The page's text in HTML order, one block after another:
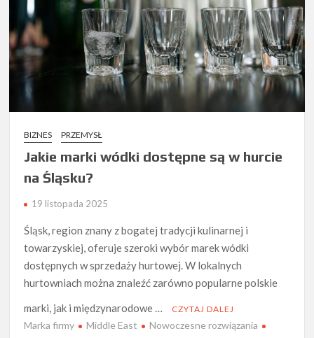
BIZNES PRZEMYSŁ
Jakie marki wódki dostępne są w hurcie
na Śląsku?
19 listopada 2025
Śląsk, region znany z bogatej tradycji kulinarnej i
towarzyskiej, oferuje szeroki wybór marek wódki
dostępnych w sprzedaży hurtowej. W lokalnych
hurtowniach można znaleźć zarówno popularne polskie
marki, jak i międzynarodowe …
CZYTAJ DALEJ
Marka firmy Middle East
Nowoczesne rozwiązania